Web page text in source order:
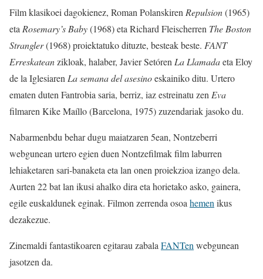
Film klasikoei dagokienez, Roman Polanskiren Repulsion(1965)
eta Rosemary’s Baby(1968) eta Richard Fleischerren The Boston
Strangler(1968) proiektatuko dituzte, besteak beste. FANT
Erreskateanzikloak, halaber, Javier Setóren La Llamadaeta Eloy
de la Iglesiaren La semana del asesinoeskainiko ditu. Urtero
ematen duten Fantrobia saria, berriz, iaz estreinatu zen Eva
filmaren Kike Maíllo (Barcelona, 1975) zuzendariak jasoko du.
Nabarmenbdu behar dugu maiatzaren 5ean, Nontzeberri
webgunean urtero egien duen Nontzefilmak film laburren
lehiaketaren sari-banaketa eta lan onen proiekzioa izango dela.
Aurten 22 bat lan ikusi ahalko dira eta horietako asko, gainera,
egile euskaldunek eginak. Filmon zerrenda osoa hemen ikus
dezakezue.
Zinemaldi fantastikoaren egitarau zabala FANTen webgunean
jasotzen da.